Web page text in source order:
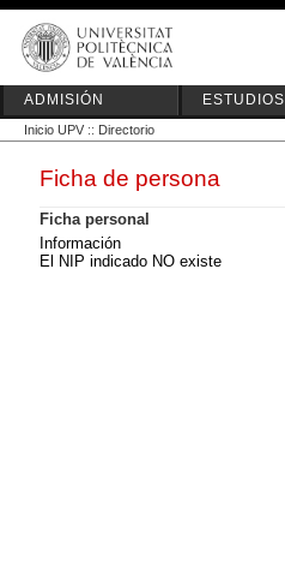
ADMISIÓN ESTUDIOS
Inicio UPV :: Directorio
Ficha de persona
Ficha personal
Información
El NIP indicado NO existe